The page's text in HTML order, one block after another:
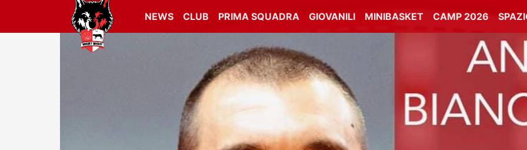
NEWS CLUB PRIMA SQUADRA GIOVANILI MINIBASKET CAMP 2026